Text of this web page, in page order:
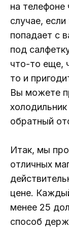
на телефоне
случае,
попадает с
под
что-то еще,
то и
Вы можете
обратный
Итак, мы
отличных
цене.
менее 25
способ